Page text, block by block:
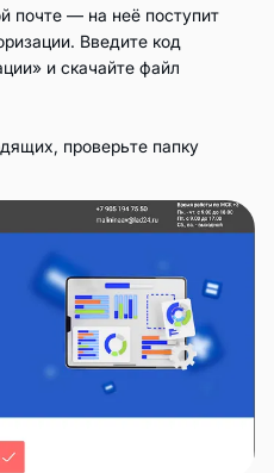
почте — на неё поступит
Введите код
и скачайте файл
проверьте папку